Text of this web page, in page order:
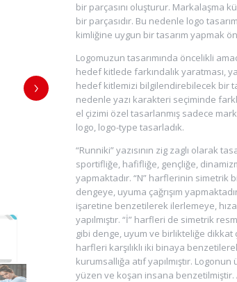
bir parçasını oluşturur. Markalaşma
bir parçasıdır. Bu nedenle logo
kimliğine uygun bir tasarım yapmak
Logomuzun tasarımında öncelikli
hedef kitlede farkındalık yaratması,
hedef kitlemizi bilgilendirebilecek bir
nedenle yazı karakteri seçiminde
el çizimi özel tasarlanmış sadece
logo, logo-type tasarladık.
“Runniki” yazısının zig zaglı olarak
sportifliğe, hafifliğe, gençliğe,
yapmaktadır. “N” harflerinin simetrik
dengeye, uyuma çağrışım
işaretine benzetilerek ilerlemeye,
yapılmıştır. “İ” harfleri de simetrik
gibi denge, uyum ve birlikteliğe dikkat
harfleri karşılıklı iki binaya
kurumsallığa atıf yapılmıştır.
yüzen ve koşan insana benzetilmiştir.